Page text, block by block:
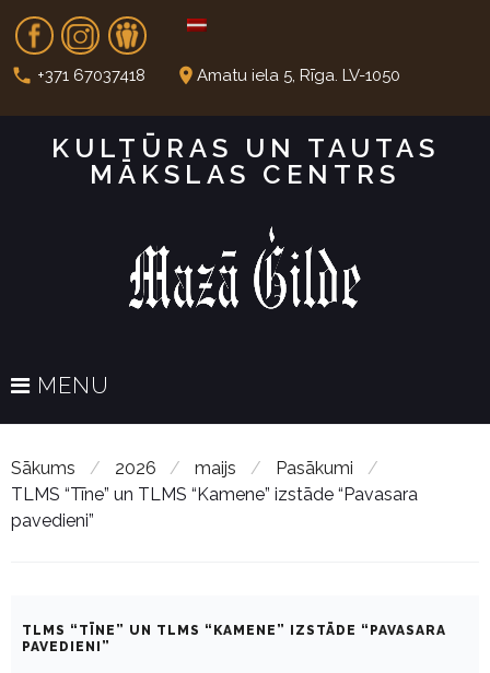
t
Fb In Dr
call +371 67037418 place Amatu iela 5, Rīga. LV-1050
KULTŪRAS UN TAUTAS
MĀKSLAS CENTRS
MENU
Sākums / 2026 / maijs / Pasākumi
/
TLMS “Tīne” un TLMS “Kamene” izstāde “Pavasara
pavedieni”
TLMS “TĪNE” UN TLMS “KAMENE” IZSTĀDE “PAVASARA
PAVEDIENI”